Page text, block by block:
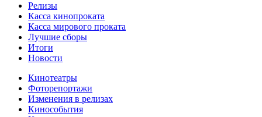
Релизы
Касса кинопроката
Касса мирового проката
Лучшие сборы
Итоги
Новости
Кинотеатры
Фоторепортажи
Изменения в релизах
Кинособытия